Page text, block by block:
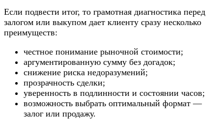
Если подвести итог, то грамотная диагностика перед
залогом или выкупом дает клиенту сразу несколько
преимуществ:
честное понимание рыночной стоимости;
аргументированную сумму без догадок;
снижение риска недоразумений;
прозрачность сделки;
уверенность в подлинности и состоянии часов;
возможность выбрать оптимальный формат —
залог или продажу.